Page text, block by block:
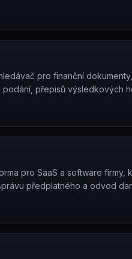
s hledáním investic a zdrojů.
pro finanční
podání, přepisů výsledkových
z nich investiční poznatky.
pro SaaS a software firmy,
předplatného a odvod
of Record.